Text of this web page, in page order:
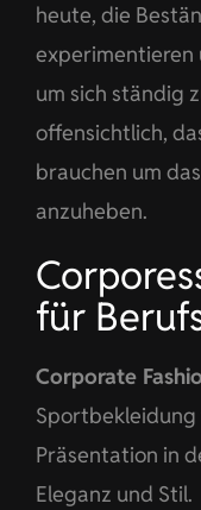
heute, die
experimentieren
um sich ständig
offensichtlich,
brauchen um
anzuheben.
für
Corporate
Präsentation in
Eleganz und Stil.